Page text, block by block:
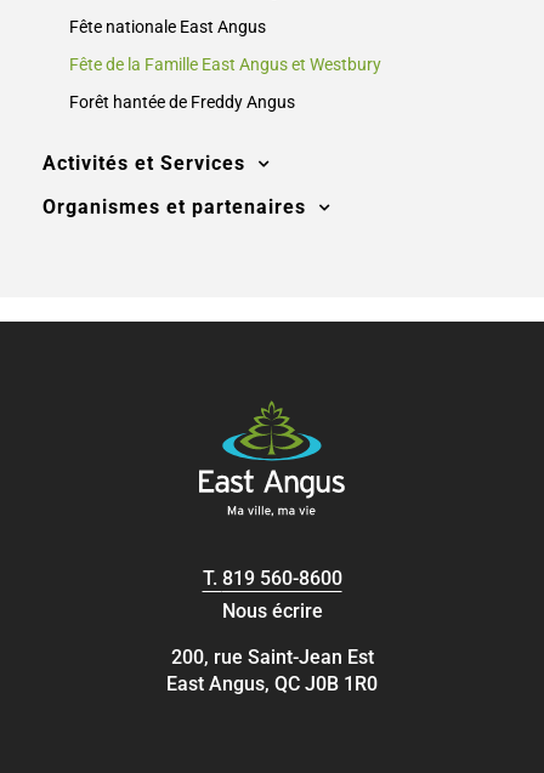
Fête nationale East Angus
Fête de la Famille East Angus et Westbury
Forêt hantée de Freddy Angus
Activités et Services
Organismes et partenaires
T. 819 560-8600
Nous écrire
200, rue Saint-Jean Est
East Angus, QC J0B 1R0